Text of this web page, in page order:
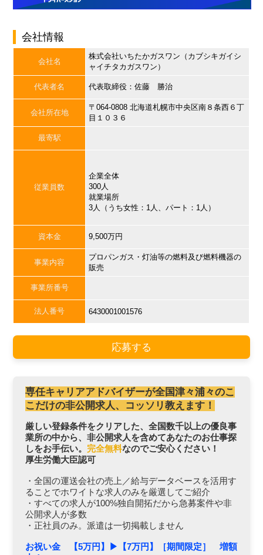
会社情報
会社名
株式会社いちたかガスワン（カブシキガイシ
ャイチタカガスワン）
代表者名 代表取締役：佐藤 勝治
会社所在地
〒064-0808 北海道札幌市中央区南８条西６丁
目１０３６
最寄駅
従業員数
企業全体
300人
就業場所
3人（うち女性：1人、パート：1人）
資本金 9,500万円
事業内容
プロパンガス・灯油等の燃料及び燃料機器の
販売
事業所番号
法人番号 6430001001576
応募する
専任キャリアアドバイザーが全国津々浦々のこ
こだけの非公開求人、コッソリ教えます！
厳しい登録条件をクリアした、全国数千以上の優良事
業所の中から、非公開求人を含めてあなたのお仕事探
しをお手伝い。 完全無料なのでご安心ください！
厚生労働大臣認可
・全国の運送会社の売上／給与データベースを活用す
ることでホワイトな求人のみを厳選してご紹介
・すべての求人が100%独自開拓だから急募案件や非
公開求人が多数
・正社員のみ。派遣は一切掲載しません
お祝い金 【5万円】▶︎【7万円】［期間限定］ 増額